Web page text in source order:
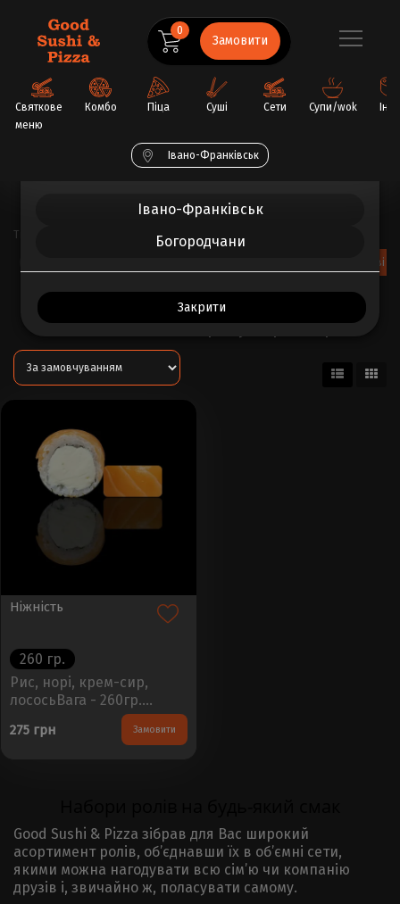
Святкове
меню
Комбо Піца Суші Сети Супи/wok
Івано-Франківськ
0
Замовити
Обрати ваше місто
Івано-Франківськ
Богородчани
Закрити
Святкове меню
Тип ролу
Фірмові
Очистити фільтр...
Святкове меню: Тип ролу Фірмові роли
Ніжність
260 гр.
Рис, норі, крем-сир,
лососьВага - 260гр.
Кількість - 8шт...
275 грн Замовити
Good Sushi & Pizza зібрав для Вас широкий
асортимент ролів, об’єднавши їх в об’ємні сети,
якими можна нагодувати всю сім’ю чи компанію
друзів і, звичайно ж, поласувати самому.